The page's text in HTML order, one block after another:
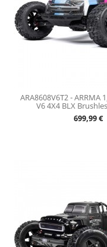
ARA8608V6T2 - ARRMA
V6 4X4 BLX
Prix
699,99 €